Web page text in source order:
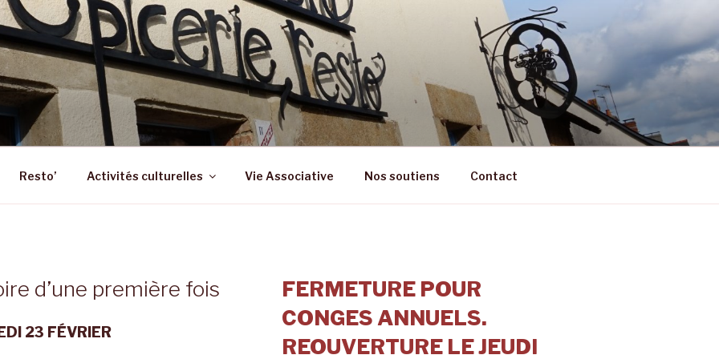
ST SULPICE LA FORÊT
– Resto
Resto’ Activités culturelles Vie Associative Nos soutiens Contact
d’une première fois
23 FÉVRIER
FERMETURE POUR
CONGES ANNUELS.
REOUVERTURE LE JEUDI